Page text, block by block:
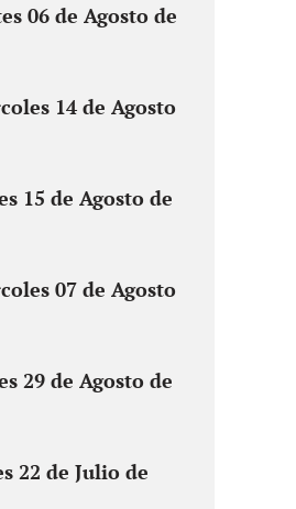
06 de Agosto de
14 de Agosto
15 de Agosto de
07 de Agosto
29 de Agosto de
22 de Julio de